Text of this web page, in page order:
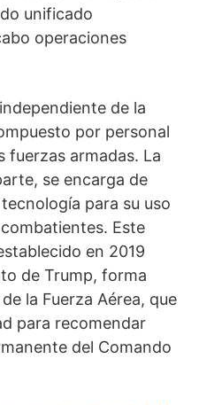
unificado
operaciones
de la
por personal
fuerzas armadas. La
se encarga de
para su uso
Este
en 2019
de Trump, forma
la Fuerza Aérea, que
para recomendar
del Comando